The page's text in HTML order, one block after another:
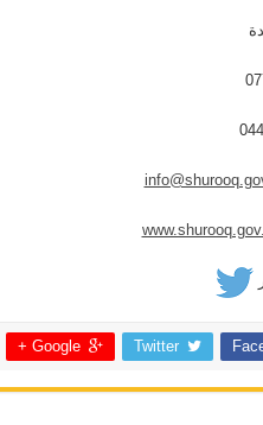
Twitter
Google +